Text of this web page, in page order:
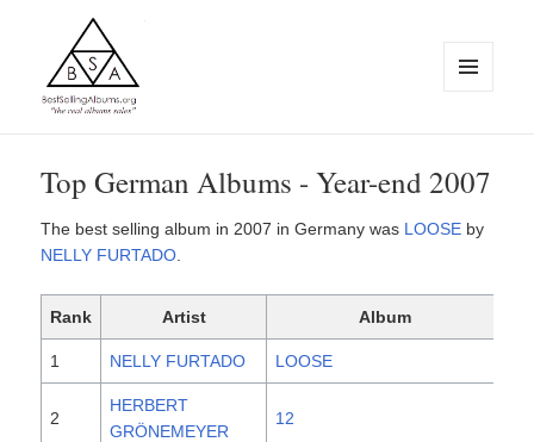
Top German Albums - Year-end 2007
The best selling album in 2007 in Germany was LOOSE by
NELLY FURTADO
Rank Artist Album
1 NELLY FURTADO LOOSE
2
HERBERT
GRÖNEMEYER
12